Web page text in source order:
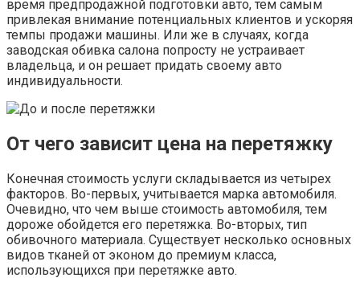
время предпродажной подготовки авто, тем самым
привлекая внимание потенциальных клиентов и ускоряя
темпы продажи машины. Или же в случаях, когда
заводская обивка салона попросту не устраивает
владельца, и он решает придать своему авто
индивидуальности.
От чего зависит цена на перетяжку
Конечная стоимость услуги складывается из четырех
факторов. Во-первых, учитывается марка автомобиля.
Очевидно, что чем выше стоимость автомобиля, тем
дороже обойдется его перетяжка. Во-вторых, тип
обивочного материала. Существует несколько основных
видов тканей от эконом до премиум класса,
использующихся при перетяжке авто.